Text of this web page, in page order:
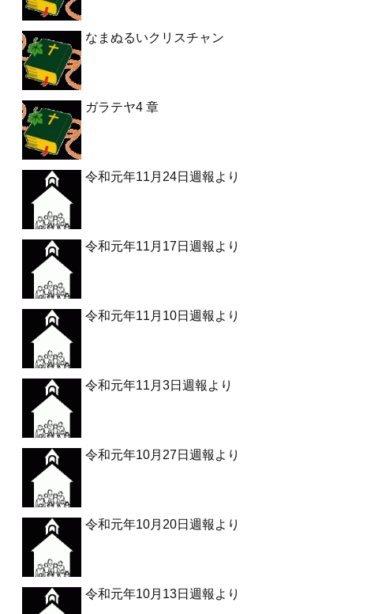
なまぬるいクリスチャン
ガラテヤ4 章
令和元年11月24日週報より
令和元年11月17日週報より
令和元年11月10日週報より
令和元年11月3日週報より
令和元年10月27日週報より
令和元年10月20日週報より
令和元年10月13日週報より